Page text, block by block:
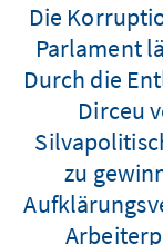
Die
Parlament
Durch die
Dirceu
zu